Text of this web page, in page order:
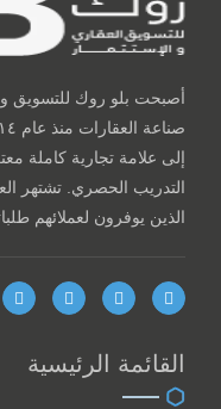
أصبحت بلو روك للتسويق
إلى علامة تجارية كاملة
التدريب الحصري. تشتهر
الذين يوفرون لعملائهم
القائمة الرئيسية